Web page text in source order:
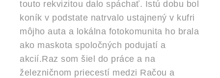
touto rekvizitou dalo spáchať. Istú dobu bol
koník v podstate natrvalo ustajnený v kufri
môjho auta a lokálna fotokomunita ho brala
ako maskota spoločných podujatí a
akcií.Raz som šiel do práce a na
železničnom priecestí medzi Račou a